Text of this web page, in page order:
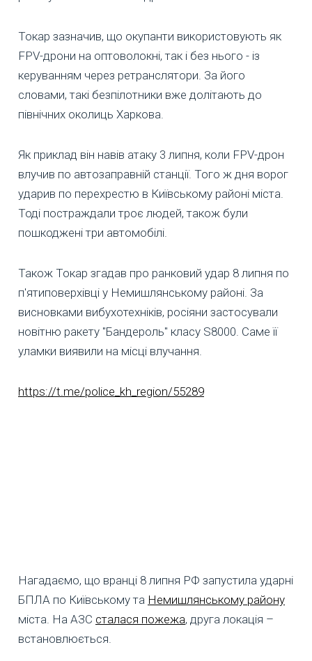
Токар зазначив, що окупанти використовують як
FPV-дрони на оптоволокні, так і без нього - із
керуванням через ретранслятори. За його
словами, такі безпілотники вже долітають до
північних околиць Харкова.
Як приклад він навів атаку 3 липня, коли FPV-дрон
влучив по автозаправній станції. Того ж дня ворог
ударив по перехрестю в Київському районі міста.
Тоді постраждали троє людей, також були
пошкоджені три автомобілі.
Також Токар згадав про ранковий удар 8 липня по
п'ятиповерхівці у Немишлянському районі. За
висновками вибухотехніків, росіяни застосували
новітню ракету "Бандероль" класу S8000. Саме її
уламки виявили на місці влучання.
https://t.me/police_kh_region/55289
Нагадаємо, що вранці 8 липня РФ запустила ударні
БПЛА по Київському та Немишлянському району
міста. На АЗС сталася пожежа, друга локація –
встановлюється.